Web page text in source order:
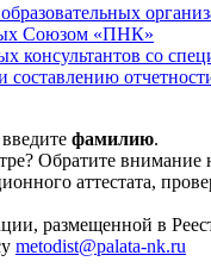
Союзом «ПНК»
консультантов со
составлению
фамилию.
Обратите внимание
аттестата,
размещенной в
metodist@palata-nk.ru